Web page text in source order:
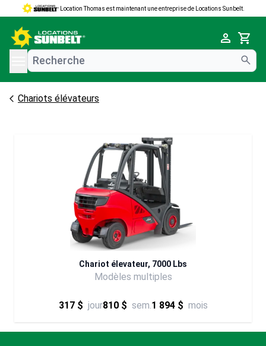
Location Thomas est maintenant une entreprise de Locations Sunbelt.
Cart
menu
Chariots élévateurs
Chariot élevateur, 7000 Lbs
Modèles multiples
317 $ jour810 $ sem.1 894 $ mois